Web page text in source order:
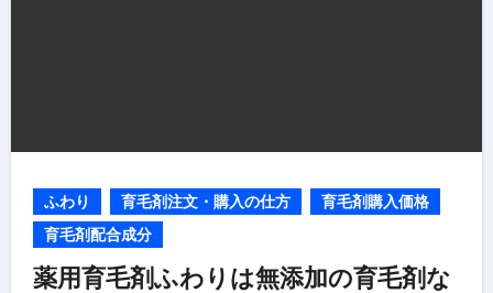
ふわり 育毛剤注文・購入の仕方
育毛剤購入価格
育毛剤配合成分
薬用育毛剤ふわりは無添加の育毛剤な